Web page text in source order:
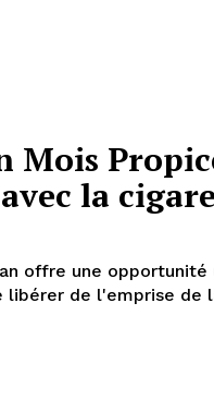
Mois
la
offre une opportunité
libérer de l'emprise de